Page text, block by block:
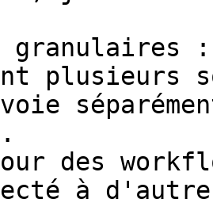
:
plusieurs
des
à